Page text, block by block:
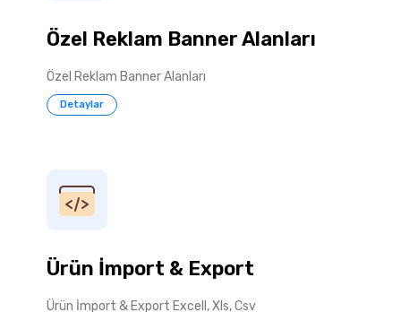
Özel Reklam Banner Alanları
Özel Reklam Banner Alanları
Detaylar
Ürün İmport & Export
Ürün İmport & Export Excell, Xls, Csv